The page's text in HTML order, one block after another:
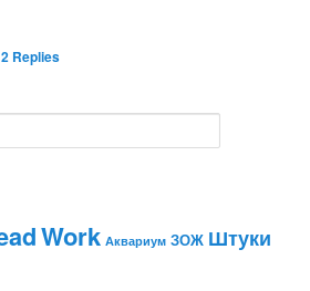
2 Replies
Work Аквариум ЗОЖ Штуки